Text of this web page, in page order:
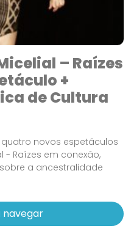
– Raízes
+
de Cultura
quatro novos espetáculos
- Raízes em conexão,
a ancestralidade
navegar